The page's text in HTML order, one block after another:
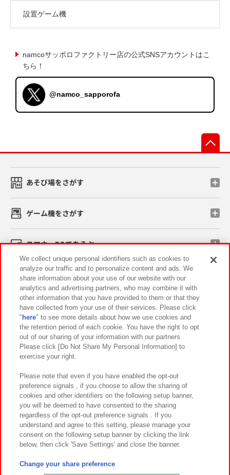
設置ゲーム機
namcoサッポロファクトリー店の公式SNSアカウントはこ
ちら！
@namco_sapporofa
あそび場をさがす
ゲーム機をさがす
スマホ・PCであそぶ
イベント・キャンペーン
関連会社 サステナビリティ サイトポリシー
プライバシーポリシー ウェブアクセシビリティ方針と検証結果
お取引先さまとともに
カスタマーハラスメント対応方針 よくあるご質問・お問い合わせ
©Bandai Namco Amusement Inc.
©Bandai Namco Amusement Lab Inc.
We collect unique personal identifiers such as cookies to
analyze our traffic and to personalize content and ads. We
share information about your use of our website with our
analytics and advertising partners, who may combine it with
other information that you have provided to them or that they
have collected from your use of their services. Please click
" here" to see more details about how we use cookies and
the retention period of each cookie. You have the right to opt
out of our sharing of your information with our partners.
Please click [Do Not Share My Personal Information] to
exercise your right.
Please note that even if you have enabled the opt-out
preference signals , if you choose to allow the sharing of
cookies and other identifiers on the following setup banner,
you will be deemed to have consented to the sharing
regardless of the opt-out preference signals . If you
understand and agree to this setting, please manage your
consent on the following setup banner by clicking the link
below, then click 'Save Settings' and close the banner.
Change your share preference